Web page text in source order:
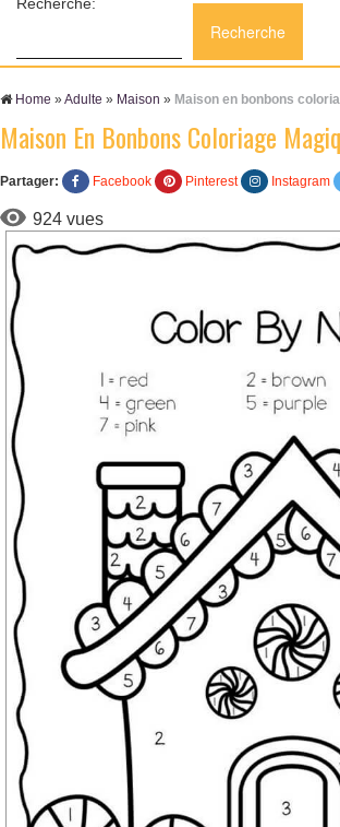
Home »Adulte » Maison » Maison en bonbons
Maison En Bonbons Coloriage
Partager: Facebook Pinterest Instagram
924 vues